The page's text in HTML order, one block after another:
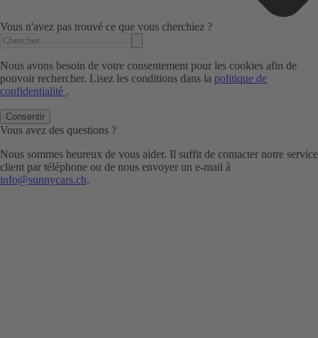
Vous n'avez pas trouvé ce que vous cherchiez ?
Nous avons besoin de votre consentement pour les cookies afin de
pouvoir rechercher. Lisez les conditions dans la politique de
confidentialité .
Consentir
Vous avez des questions ?
Nous sommes heureux de vous aider. Il suffit de contacter notre service
client par téléphone ou de nous envoyer un e-mail à
info@sunnycars.ch.